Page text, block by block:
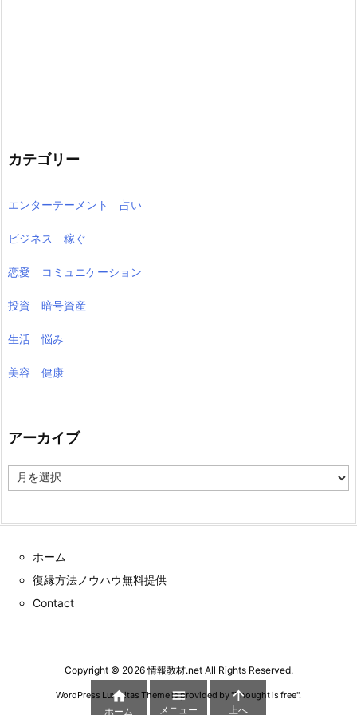
カテゴリー
エンターテーメント 占い
ビジネス 稼ぐ
恋愛 コミュニケーション
投資 暗号資産
生活 悩み
美容 健康
アーカイブ
ー
ホーム
復縁方法ノウハウ無料提供
Contact
Copyright © 2026 情報教材.netAll Rights Reserved.
WordPress Luxeritas Theme is provided by "Thought is free".

ホーム

メニュー

上へ